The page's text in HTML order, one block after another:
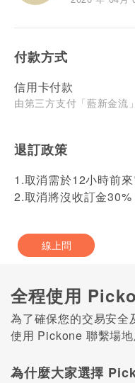
付款方式
信用卡付款
由第三方支付「藍新金流
退訂政策
1.取消需於12小時前
2.取消將沒收訂金30%
線上問
全程使用
為了確保您的交易安全
使用 Pickone 聯繫場地
為什麼大家選擇